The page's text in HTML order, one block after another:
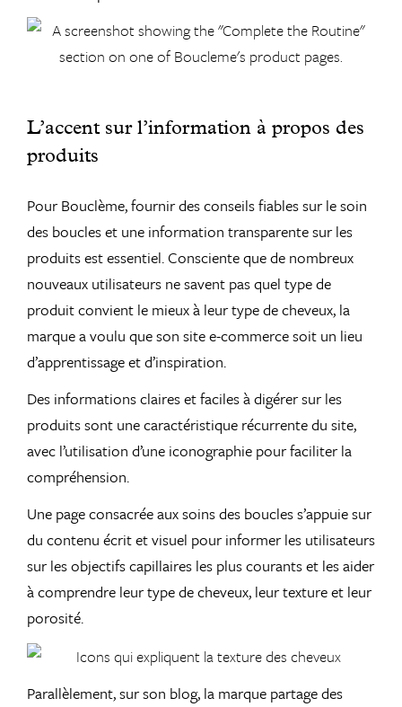
L’accent sur l’information à propos des
produits
Pour Bouclème, fournir des conseils fiables sur le soin
des boucles et une information transparente sur les
produits est essentiel. Consciente que de nombreux
nouveaux utilisateurs ne savent pas quel type de
produit convient le mieux à leur type de cheveux, la
marque a voulu que son site e-commerce soit un lieu
d’apprentissage et d’inspiration.
Des informations claires et faciles à digérer sur les
produits sont une caractéristique récurrente du site,
avec l’utilisation d’une iconographie pour faciliter la
compréhension.
Une page consacrée aux soins des boucles s’appuie sur
du contenu écrit et visuel pour informer les utilisateurs
sur les objectifs capillaires les plus courants et les aider
à comprendre leur type de cheveux, leur texture et leur
porosité.
Parallèlement, sur son blog, la marque partage des